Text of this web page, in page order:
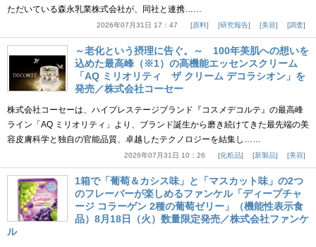
ただいている森永乳業株式会社が、同社と連携……
2026年07月31日 17：47 原料 研究報告 美容 調査
～老化という摂理に告ぐ。～ 100年美肌への想いを
込めた最高峰（※1）の高機能エッセンスクリーム
「AQ ミリオリティ ザ クリーム デコラシオン」を
発売／株式会社コーセー
株式会社コーセーは、ハイプレステージブランド『コスメデコルテ』の最高峰
ライン「AQ ミリオリティ」より、ブランド誕生から磨き続けてきた最先端の美
容皮膚科学と独自の官能品質、卓越したテクノロジーを結集し……
2026年07月31日 10：26 化粧品 新製品 美容
1箱で「葡萄＆カシス味」と「マスカット味」の2つ
のフレーバーが楽しめるファンケル「ディープチャ
ージ コラーゲン 2種の葡萄ゼリー」（機能性表示食
品）8月18日（火）数量限定発売／株式会社ファンケ
ル